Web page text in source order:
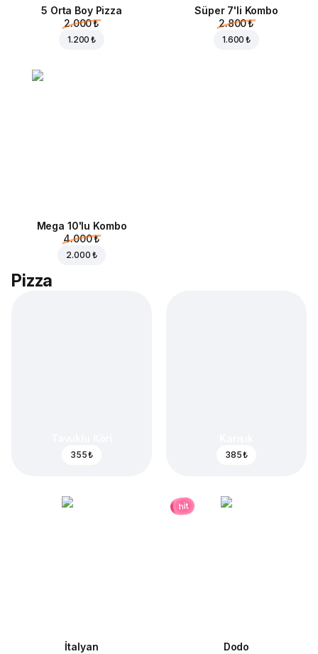
5 Orta Boy Pizza
2.000 ₺
1.200 ₺
Süper 7'li Kombo
2.800 ₺
1.600 ₺
Mega 10'lu Kombo
4.000 ₺
2.000 ₺
Pizza
355 ₺ 385 ₺
İtalyan
hit
Dodo